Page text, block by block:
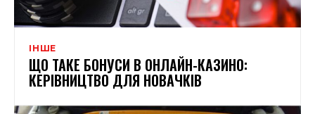
ІНШЕ
ЩО ТАКЕ БОНУСИ В ОНЛАЙН-КАЗИНО:
КЕРІВНИЦТВО ДЛЯ НОВАЧКІВ